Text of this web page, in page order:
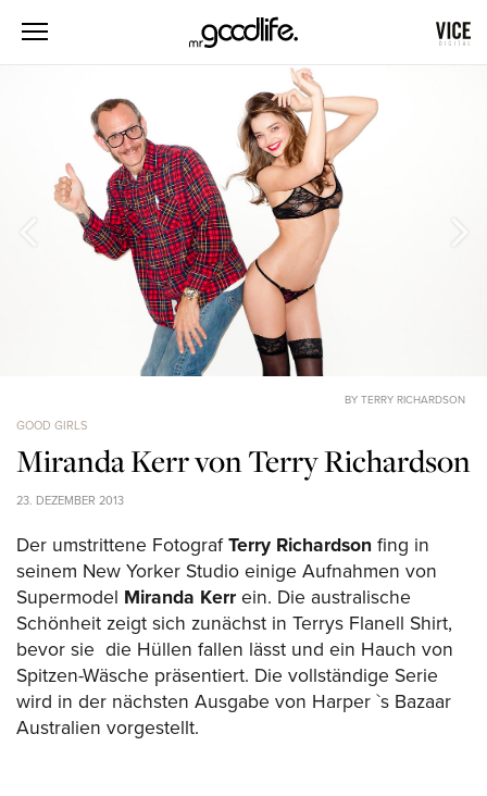
BY TERRY RICHARDSON
GOOD GIRLS
Miranda Kerr von Terry Richardson
23. DEZEMBER 2013
Der umstrittene FotografTerry Richardson fing in
seinem New Yorker Studio einige Aufnahmen von
Supermodel Miranda Kerr ein. Die australische
Schönheit zeigt sich zunächst in Terrys Flanell Shirt,
bevor sie die Hüllen fallen lässt und ein Hauch von
Spitzen-Wäsche präsentiert. Die vollständige Serie
wird in der nächsten Ausgabe von Harper `s Bazaar
Australien vorgestellt.